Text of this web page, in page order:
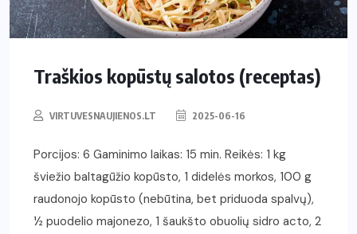
Traškios kopūstų salotos (receptas)
VIRTUVESNAUJIENOS.LT 2025-06-16
Porcijos: 6 Gaminimo laikas: 15 min. Reikės: 1 kg
šviežio baltagūžio kopūsto, 1 didelės morkos, 100 g
raudonojo kopūsto (nebūtina, bet priduoda spalvų),
½ puodelio majonezo, 1 šaukšto obuolių sidro acto, 2